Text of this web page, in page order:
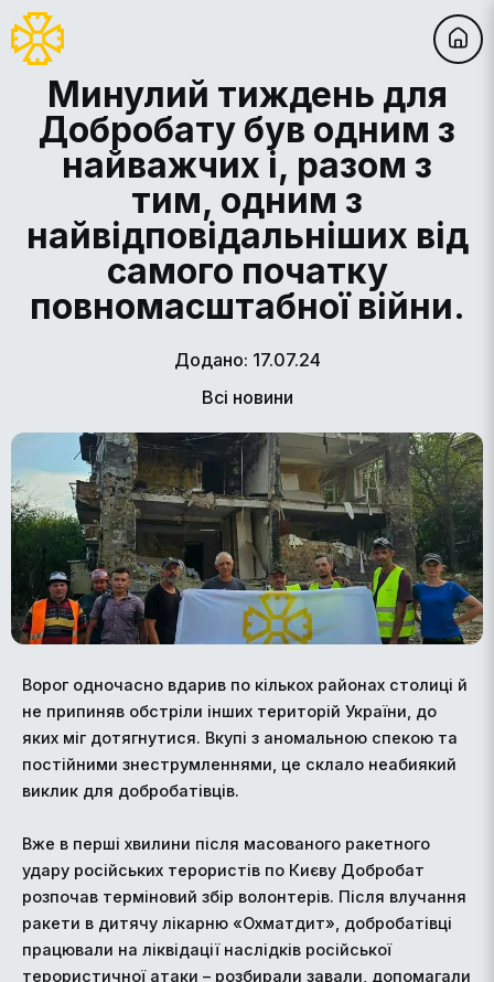
Минулий тиждень для
Добробату був одним з
найважчих і, разом з
тим, одним з
найвідповідальніших від
самого початку
повномасштабної війни.
Додано: 17.07.24
Всі новини
Ворог одночасно вдарив по кількох районах столиці й
не припиняв обстріли інших територій України, до
яких міг дотягнутися. Вкупі з аномальною спекою та
постійними знеструмленнями, це склало неабиякий
виклик для добробатівців.
Вже в перші хвилини після масованого ракетного
удару російських терористів по Києву Добробат
розпочав терміновий збір волонтерів. Після влучання
ракети в дитячу лікарню «Охматдит», добробатівці
працювали на ліквідації наслідків російської
терористичної атаки – розбирали завали, допомагали